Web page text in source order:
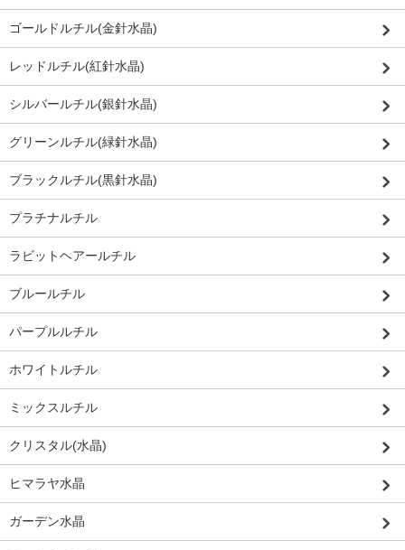
ゴールドルチル(金針水晶)
レッドルチル(紅針水晶)
シルバールチル(銀針水晶)
グリーンルチル(緑針水晶)
ブラックルチル(黒針水晶)
プラチナルチル
ラビットヘアールチル
ブルールチル
パープルルチル
ホワイトルチル
ミックスルチル
クリスタル(水晶)
ヒマラヤ水晶
ガーデン水晶